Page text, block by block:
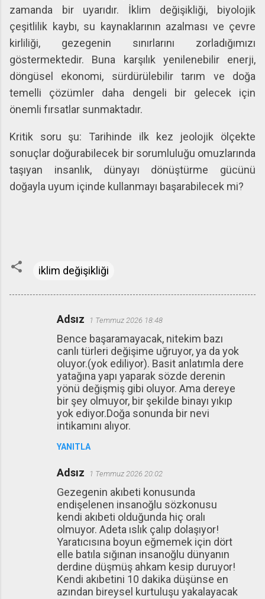
zamanda bir uyarıdır. İklim değişikliği, biyolojik
çeşitlilik kaybı, su kaynaklarının azalması ve çevre
kirliliği, gezegenin sınırlarını zorladığımızı
göstermektedir. Buna karşılık yenilenebilir enerji,
döngüsel ekonomi, sürdürülebilir tarım ve doğa
temelli çözümler daha dengeli bir gelecek için
önemli fırsatlar sunmaktadır.
Kritik soru şu: Tarihinde ilk kez jeolojik ölçekte
sonuçlar doğurabilecek bir sorumluluğu omuzlarında
taşıyan insanlık, dünyayı dönüştürme gücünü
doğayla uyum içinde kullanmayı başarabilecek mi?
iklim değişikliği
Adsız 1 Temmuz 2026 18:48
Bence başaramayacak, nitekim bazı
canlı türleri değişime uğruyor, ya da yok
oluyor.(yok ediliyor). Basit anlatımla dere
yatağına yapı yaparak sözde derenin
yönü değişmiş gibi oluyor. Ama dereye
bir şey olmuyor, bir şekilde binayı yıkıp
yok ediyor.Doğa sonunda bir nevi
intikamını alıyor.
YANITLA
Adsız 1 Temmuz 2026 20:02
Gezegenin akıbeti konusunda
endişelenen insanoğlu sözkonusu
kendi akıbeti olduğunda hiç oralı
olmuyor. Adeta ıslık çalıp dolaşıyor!
Yaratıcısına boyun eğmemek için dört
elle batıla sığınan insanoğlu dünyanın
derdine düşmüş ahkam kesip duruyor!
Kendi akıbetini 10 dakika düşünse en
azından bireysel kurtuluşu yakalayacak